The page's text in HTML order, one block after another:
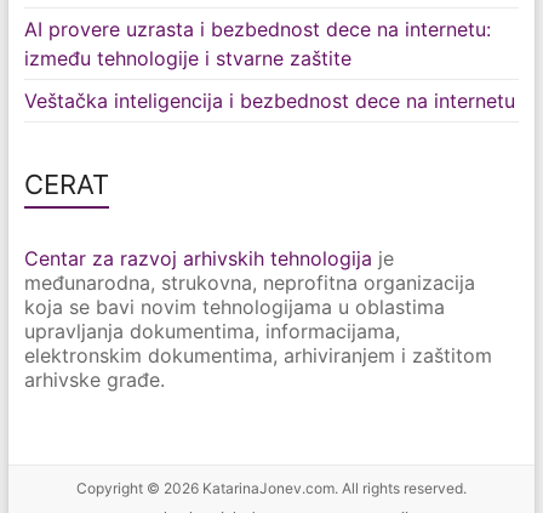
AI provere uzrasta i bezbednost dece na internetu:
između tehnologije i stvarne zaštite
Veštačka inteligencija i bezbednost dece na internetu
CERAT
Centar za razvoj arhivskih tehnologija je
međunarodna, strukovna, neprofitna organizacija
koja se bavi novim tehnologijama u oblastima
upravljanja dokumentima, informacijama,
elektronskim dokumentima, arhiviranjem i zaštitom
arhivske građe.
Copyright © 2026 KatarinaJonev.com. All rights reserved.